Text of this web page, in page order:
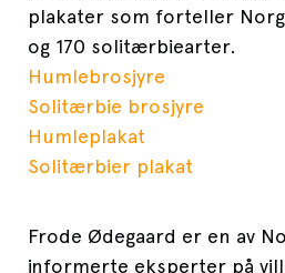
plakater som forteller
og 170 solitærbiearter.
Humlebrosjyre
Solitærbie brosjyre
Humleplakat
Solitærbier plakat
Frode Ødegaard er en av
informerte eksperter på